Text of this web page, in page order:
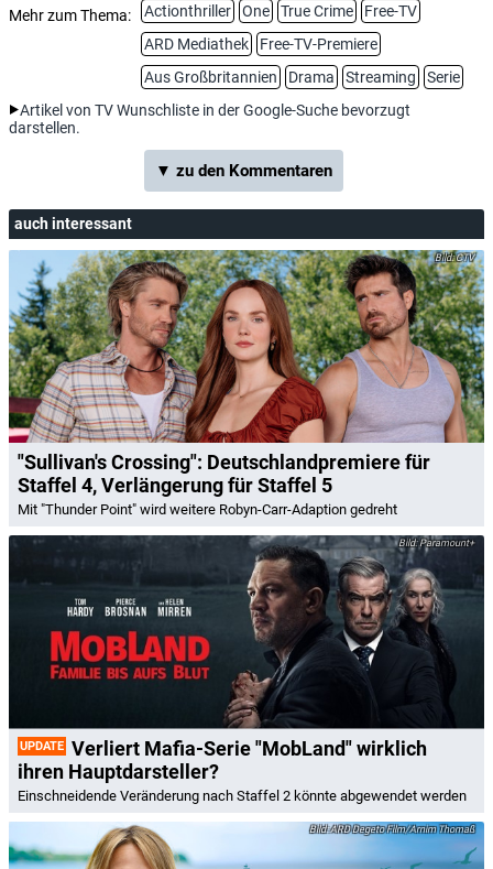
Mehr zum Thema: Actionthriller One True Crime
Free-TV
ARD Mediathek
Free-TV-Premiere
Aus Großbritannien
Drama Streaming
Serie
Artikel von TV Wunschliste in der Google-Suche bevorzugt
darstellen.
▼ zu den Kommentaren
auch interessant
CTV
"Sullivan's Crossing": Deutschlandpremiere für
Staffel 4, Verlängerung für Staffel 5
Mit "Thunder Point" wird weitere Robyn-Carr-Adaption gedreht
Paramount+
UPDATE Verliert Mafia-Serie "MobLand" wirklich
ihren Hauptdarsteller?
Einschneidende Veränderung nach Staffel 2 könnte abgewendet werden
ARD Degeto Film/Arnim Thomaß